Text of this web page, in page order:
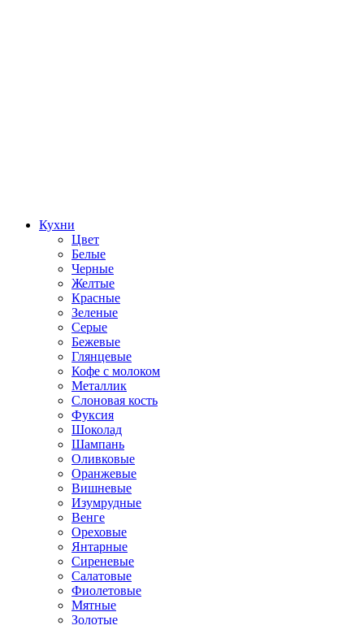
Кухни
Цвет
Белые
Черные
Желтые
Красные
Зеленые
Серые
Бежевые
Глянцевые
Кофе с молоком
Металлик
Слоновая кость
Фуксия
Шоколад
Шампань
Оливковые
Оранжевые
Вишневые
Изумрудные
Венге
Ореховые
Янтарные
Сиреневые
Салатовые
Фиолетовые
Мятные
Золотые